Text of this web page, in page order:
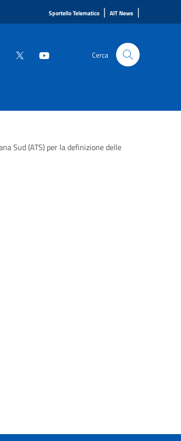
Sportello Telematico | AIT News |
Cerca
Sud (ATS) per la definizione delle